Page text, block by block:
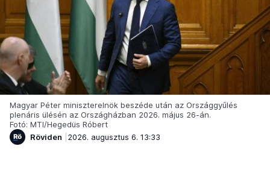
Magyar Péter miniszterelnök beszéde után az Országgyűlés
plenáris ülésén az Országházban 2026. május 26-án.
Fotó: MTI/Hegedüs Róbert
Röviden
2026. augusztus 6. 13:33